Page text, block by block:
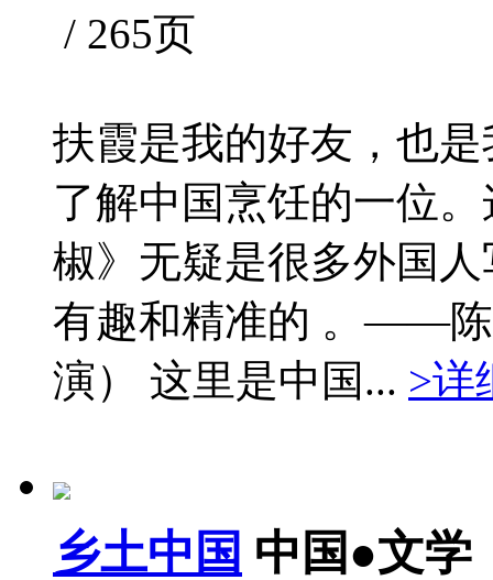
/ 265页
扶霞是我的好友，也
了解中国烹饪的一位
椒》无疑是很多外国
有趣和精准的 。——陈
演） 这里是中国... >详
乡土中国 中国●文学